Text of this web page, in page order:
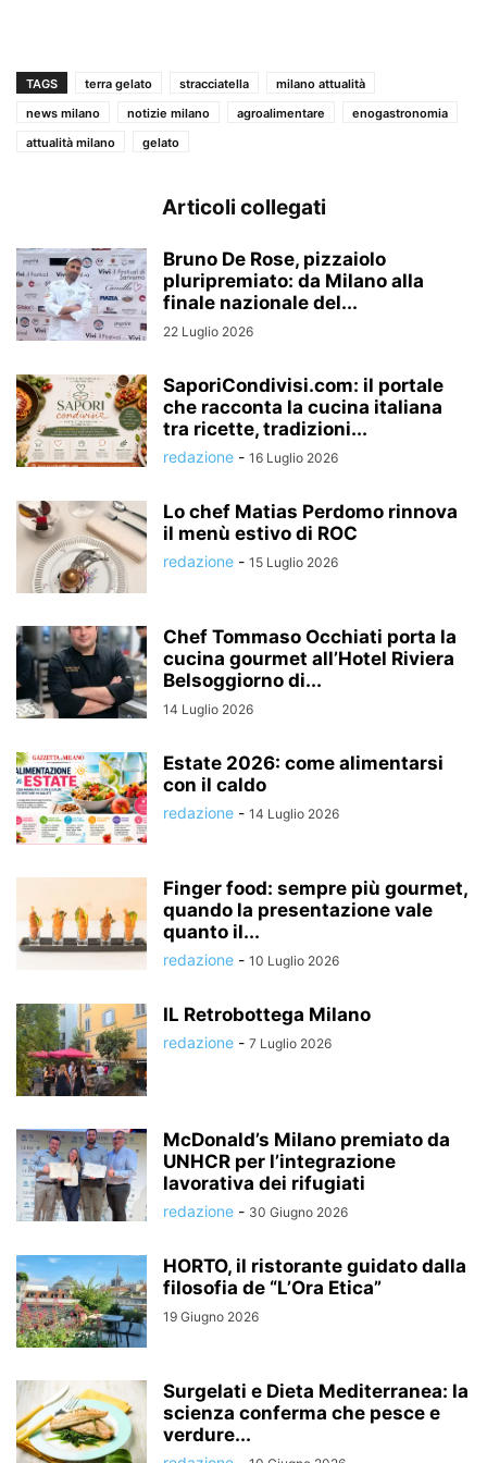
TAGS terra gelato stracciatella
milano attualità
news milano
notizie milano agroalimentare
enogastronomia
attualità milano
gelato
Articoli collegati
Bruno De Rose, pizzaiolo
pluripremiato: da Milano alla
finale nazionale del...
22 Luglio 2026
SaporiCondivisi.com: il portale
che racconta la cucina italiana
tra ricette, tradizioni...
redazione - 16 Luglio 2026
Lo chef Matias Perdomo rinnova
il menù estivo di ROC
redazione - 15 Luglio 2026
Chef Tommaso Occhiati porta la
cucina gourmet all’Hotel Riviera
Belsoggiorno di...
14 Luglio 2026
Estate 2026: come alimentarsi
con il caldo
redazione - 14 Luglio 2026
Finger food: sempre più gourmet,
quando la presentazione vale
quanto il...
redazione - 10 Luglio 2026
IL Retrobottega Milano
redazione - 7 Luglio 2026
McDonald’s Milano premiato da
UNHCR per l’integrazione
lavorativa dei rifugiati
redazione - 30 Giugno 2026
HORTO, il ristorante guidato dalla
filosofia de “L’Ora Etica”
19 Giugno 2026
Surgelati e Dieta Mediterranea: la
scienza conferma che pesce e
verdure...